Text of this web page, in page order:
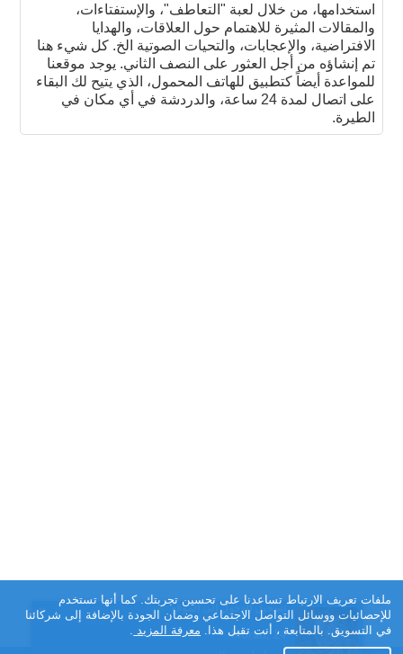
استخدامها، من خلال لعبة "التعاطف"، والإستفتاءات،
والمقالات المثيرة للاهتمام حول العلاقات، والهدايا
الافتراضية، والإعجابات، والتحيات الصوتية الخ. كل شيء هنا
تم إنشاؤه من أجل العثور على النصف الثاني. يوجد موقعنا
للمواعدة أيضاً كتطبيق للهاتف المحمول، الذي يتيح لك البقاء
على اتصال لمدة 24 ساعة، والدردشة في أي مكان في
الطيرة.
ملفات تعريف الارتباط تساعدنا على تحسين تجربتك. كما أنها تستخدم
للإحصائيات ووسائل التواصل الاجتماعي وضمان الجودة بالإضافة إلى شركائنا
في التسويق. بالمتابعة ، أنت تقبل هذا. معرفة المزيد .
× تسجيل الدخول إلى الموقع
Morad, 24
Kamel, 28
lemor, 27
سلوي, 41
Gebrooo, 41
ليلى, 28
Ammar, 44
Lilly, 45
محمد, 36
Anwar, 27